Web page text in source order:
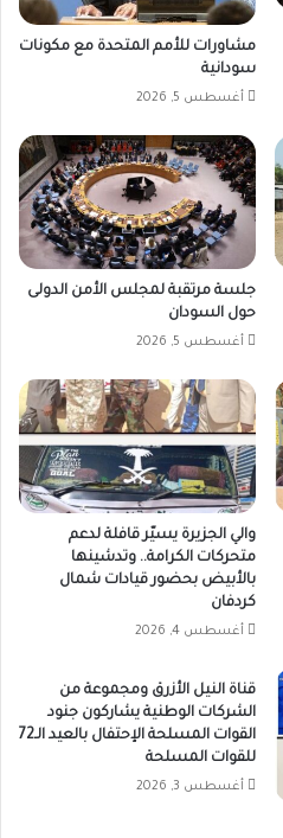
مشاورات للأمم المتحدة مع مكونات
سودانية
أغسطس 5, 2026
جلسة مرتقبة لمجلس الأمن الدولى
حول السودان
أغسطس 5, 2026
والي الجزيرة يسيّر قافلة لدعم
متحركات الكرامة.. وتدشينها
بالأبيض بحضور قيادات شمال
كردفان
أغسطس 4, 2026
قناة النيل الأزرق ومجموعة من
الشركات الوطنية يشاركون جنود
القوات المسلحة الإحتفال بالعيد الـ72
للقوات المسلحة
أغسطس 3, 2026